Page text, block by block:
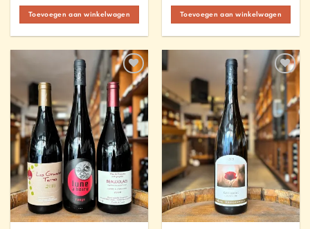
Toevoegen aan winkelwagen Toevoegen aan winkelwagen
Add to
Wishlist
Add to
Wishlist